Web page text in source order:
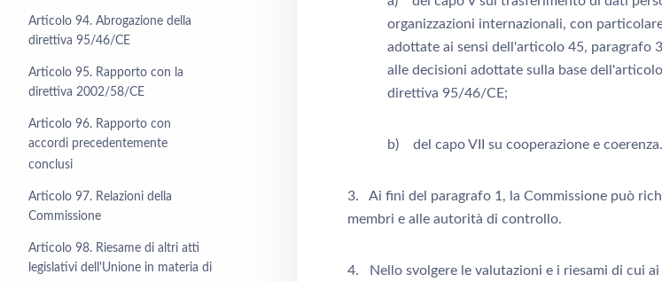
Articolo 94. Abrogazione della
direttiva 95/46/CE
Articolo 95. Rapporto con la
direttiva 2002/58/CE
Articolo 96. Rapporto con
accordi precedentemente
conclusi
Articolo 97. Relazioni della
Commissione
Articolo 98. Riesame di altri atti
legislativi dell'Unione in materia di
organizzazioni internazionali, con
adottate ai sensi dell'articolo 45, paragrafo
alle decisioni adottate sulla base
direttiva 95/46/CE;
b) del capo VII su cooperazione e coerenza.
3. Ai fini del paragrafo 1, la Commissione può
membri e alle autorità di controllo.
4. Nello svolgere le valutazioni e i riesami di cui ai